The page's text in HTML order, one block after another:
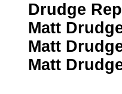
Drudge
Matt
Matt
Matt